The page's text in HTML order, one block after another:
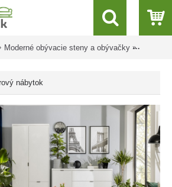
Moderné obývacie steny a obývačky FORN
nábytok